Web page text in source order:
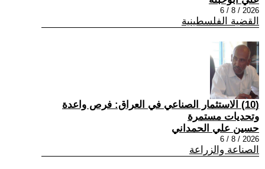
2026 / 8 / 6
القضية الفلسطينية
(10) الاستثمار الصناعي في العراق: فرص واعدة
وتحديات مستمرة
حسين علي الحمداني
2026 / 8 / 6
الصناعة والزراعة